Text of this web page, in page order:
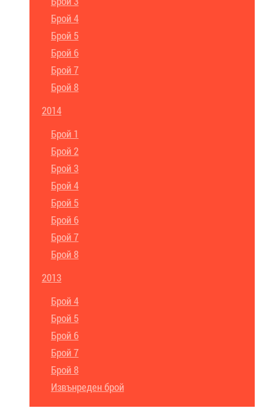
Брой 4
Брой 5
Брой 6
Брой 7
Брой 8
2014
Брой 1
Брой 2
Брой 3
Брой 4
Брой 5
Брой 6
Брой 7
Брой 8
2013
Брой 4
Брой 5
Брой 6
Брой 7
Брой 8
Извънреден брой